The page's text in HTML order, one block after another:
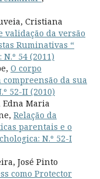
Cristiana
validação da versão
Ruminativas “
54 (2011)
O corpo
da sua
52-II (2010)
Edna Maria
Relação da
parentais e o
N.º 52-I
José Pinto
como Protector